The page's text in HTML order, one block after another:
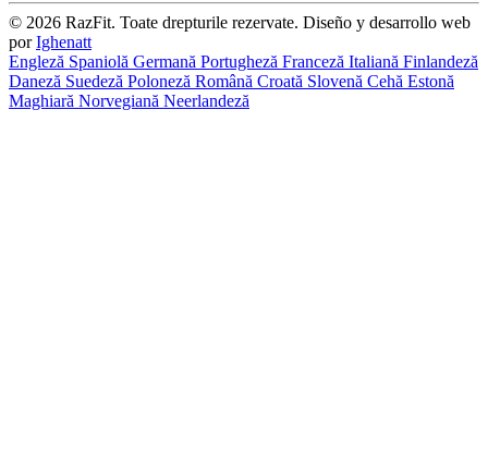
© 2026 RazFit. Toate drepturile rezervate. Diseño y desarrollo web
porIghenatt
Engleză Spaniolă Germană Portugheză Franceză Italiană Finlandeză
Daneză Suedeză Poloneză Română Croată Slovenă Cehă Estonă
Maghiară Norvegiană Neerlandeză